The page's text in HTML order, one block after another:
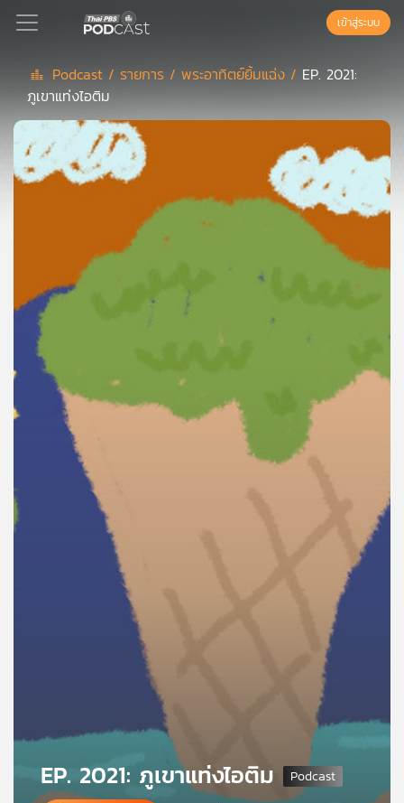
Podcast
เพล
ย์
เพล
สต์
คุณ
กับ
เข้าสู่ระบบ
Podcast / รายการ /พระอาทิตย์ยิ้มแฉ่ง / EP. 2021:
ภูเขาแท่งไอติม
EP. 2021: ภูเขาแท่งไอติม